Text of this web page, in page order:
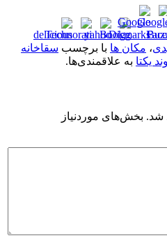
، مکان ها با برچسب سقاخانه
یکتا به علاقمندی‌ها.
شد. بخش‌های موردنیاز